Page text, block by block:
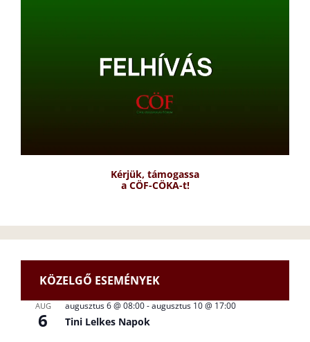
Kérjük, támogassa
a CÖF-CÖKA-t!
KÖZELGŐ ESEMÉNYEK
AUG
6
augusztus 6 @ 08:00-augusztus 10 @ 17:00
Tini Lelkes Napok